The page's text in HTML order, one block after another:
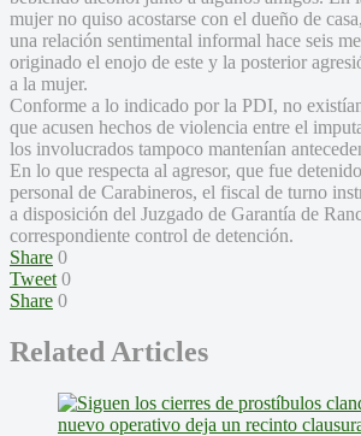
mujer no quiso acostarse con el dueño de
una relación sentimental informal hace seis
originado el enojo de este y la posterior
a la mujer.
Conforme a lo indicado por la PDI, no
que acusen hechos de violencia entre el
los involucrados tampoco mantenían
En lo que respecta al agresor, que fue
personal de Carabineros, el fiscal de turno
a disposición del Juzgado de Garantía de
correspondiente control de detención.
Share 0
Tweet 0
Share 0
Related Articles